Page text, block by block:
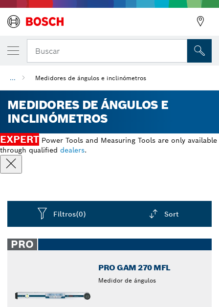
Buscar
... Medidores de ángulos e inclinómetros
MEDIDORES DE ÁNGULOS E
INCLINÓMETROS
EXPERT Power Tools and Measuring Tools are only available
through qualified dealers.
Filtros(0) Sort
closed
PRO
PRO GAM 270 MFL
Medidor de ángulos